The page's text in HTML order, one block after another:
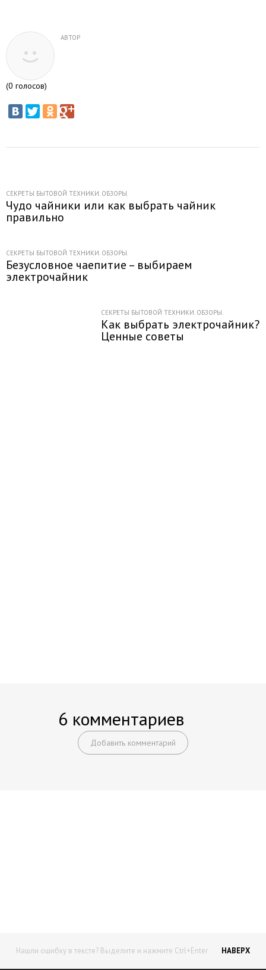
АВТОР
(0 голосов)
СЕКРЕТЫ БЫТОВОЙ ТЕХНИКИ. ОБЗОРЫ.
Чудо чайники или как выбрать чайник
правильно
СЕКРЕТЫ БЫТОВОЙ ТЕХНИКИ. ОБЗОРЫ.
Безусловное чаепитие – выбираем
электрочайник
СЕКРЕТЫ БЫТОВОЙ ТЕХНИКИ. ОБЗОРЫ.
Как выбрать электрочайник?
Ценные советы
6 комментариев
Добавить комментарий
Нашли ошибку в тексте? Выделите и нажмите Ctrl+Enter НАВЕРХ